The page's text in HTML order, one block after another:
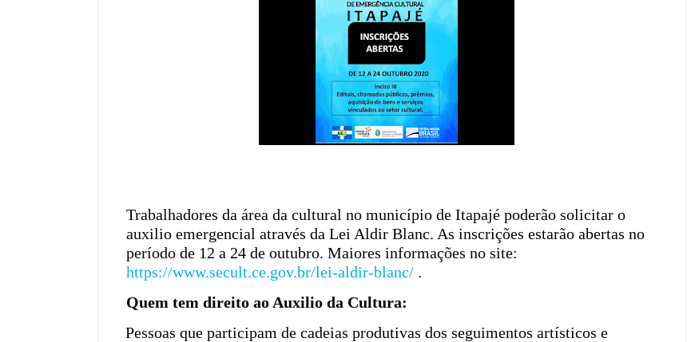
Trabalhadores da área da cultural no município de Itapajé poderão solicitar o
auxilio emergencial através da Lei Aldir Blanc. As inscrições estarão abertas no
período de 12 a 24 de outubro. Maiores informações no site:
https://www.secult.ce.gov.br/lei-aldir-blanc/ .
Quem tem direito ao Auxilio da Cultura:
Pessoas que participam de cadeias produtivas dos seguimentos artísticos e